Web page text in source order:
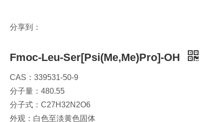
分享到：
Fmoc-Leu-Ser[Psi(Me,Me)Pro]-OH
CAS：339531-50-9
分子量：480.55
分子式：C27H32N2O6
外观：白色至淡黄色固体